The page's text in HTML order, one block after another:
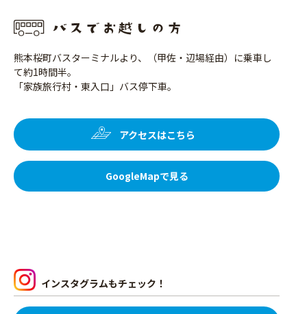
熊本桜町バスターミナルより、（甲佐・辺場経由）に乗車し
て約1時間半。
「家族旅行村・東入口」バス停下車。
アクセスはこちら
GoogleMapで見る
インスタグラムもチェック！